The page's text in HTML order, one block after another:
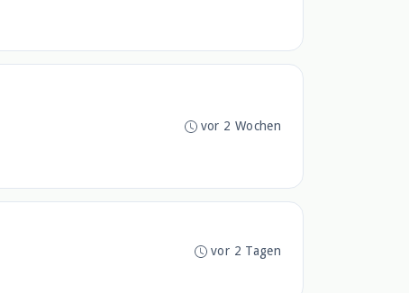
vor 2 Wochen
vor 2 Tagen